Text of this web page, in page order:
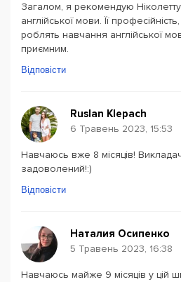
Загалом, я рекомендую
англійської мови. Її
роблять навчання англійської
приємним.
Відповісти
Ruslan Klepach
6 Травень 2023, 15:53
Навчаюсь вже 8 місяців!
задоволений!:)
Відповісти
Наталия Осипенко
5 Травень 2023, 16:38
Навчаюсь майже 9 місяців у цій